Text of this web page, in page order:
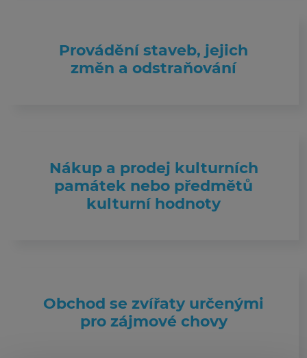
Provádění staveb, jejich
změn a odstraňování
Nákup a prodej kulturních
památek nebo předmětů
kulturní hodnoty
Obchod se zvířaty určenými
pro zájmové chovy